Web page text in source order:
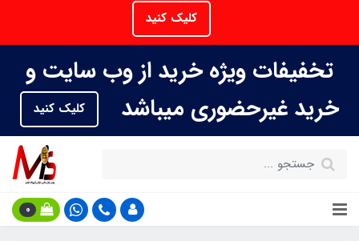
کلیک کنید
تخفیفات ویژه خرید از وب سایت و
خرید غیرحضوری میباشد
کلیک کنید
0